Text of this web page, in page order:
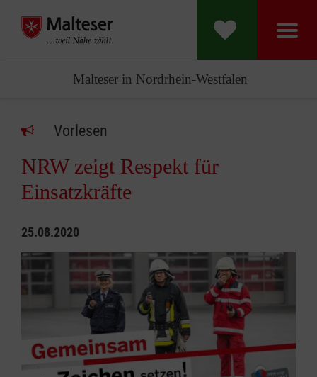
Malteser in Nordrhein-Westfalen
Vorlesen
NRW zeigt Respekt für
Einsatzkräfte
25.08.2020